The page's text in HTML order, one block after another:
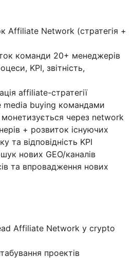
Affiliate Network (стратегія +
команди 20+ менеджерів
KPI, звітність,
affiliate-стратегії
media buying командами
через network
+ розвиток існуючих
та відповідність KPI
нових GEO/каналів
та впровадження нових
Affiliate Network у crypto
проектів